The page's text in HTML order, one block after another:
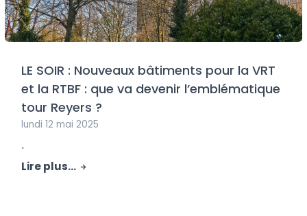
LE SOIR : Nouveaux bâtiments pour la VRT
et la RTBF : que va devenir l’emblématique
tour Reyers ?
lundi 12 mai 2025
.
Lire plus...